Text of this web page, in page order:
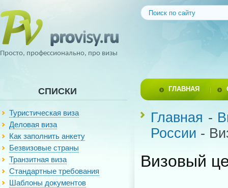
Просто, профессионально, про визы
СПИСКИ
Туристическая виза
Деловая виза
Как заполнить анкету
Безвизовые страны
Транзитная виза
Стандартные требования
Шаблоны документов
ГЛАВНАЯ
Главная -
России -
Визовый